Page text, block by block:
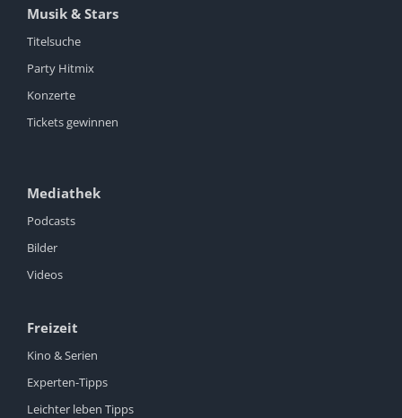
Musik & Stars
Titelsuche
Party Hitmix
Konzerte
Tickets gewinnen
Mediathek
Podcasts
Bilder
Videos
Freizeit
Kino & Serien
Experten-Tipps
Leichter leben Tipps